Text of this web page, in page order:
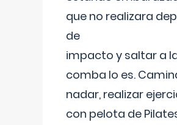
que no realizara
de
impacto y saltar a
comba lo es.
nadar, realizar
con pelota de